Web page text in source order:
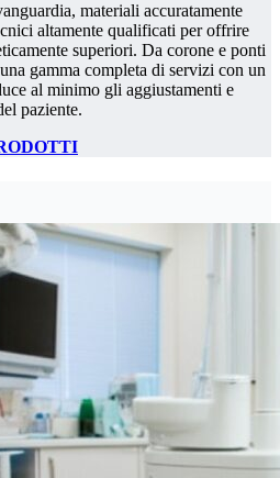
materiali accuratamente
altamente qualificati per offrire
superiori. Da corone e ponti
gamma completa di servizi con un
al minimo gli aggiustamenti e
paziente.